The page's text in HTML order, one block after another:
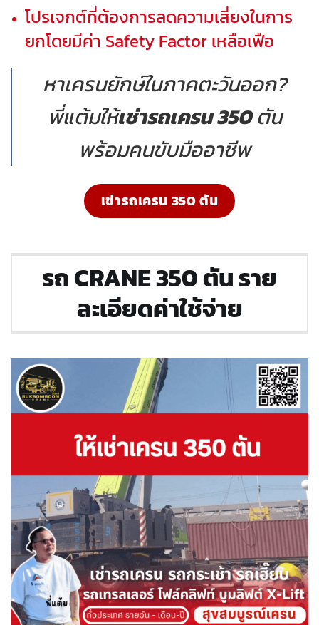
โปรเจกต์ที่ต้องการลดความเสี่ยงในการ
ยกโดยมีค่า Safety Factor เหลือเฟือ
หาเครนยักษ์ในภาคตะวันออก?
พี่แต้มให้เช่ารถเครน 350ตัน
พร้อมคนขับมืออาชีพ
เช่ารถเครน 350 ตัน
รถ CRANE 350 ตัน ราย
ละเอียดค่าใช้จ่าย